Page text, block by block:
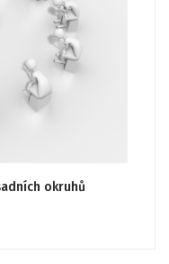
okruhů